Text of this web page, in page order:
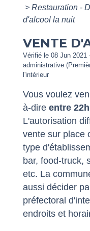
> Restauration -
d'alcool la nuit
VENTE
Vérifié le 08 Jun 2021
administrative
l'intérieur
Vous voulez
à-dire entre
L'autorisation
vente sur place
type
bar, food-truck,
etc. La
aussi décider
préfectoral
endroits et